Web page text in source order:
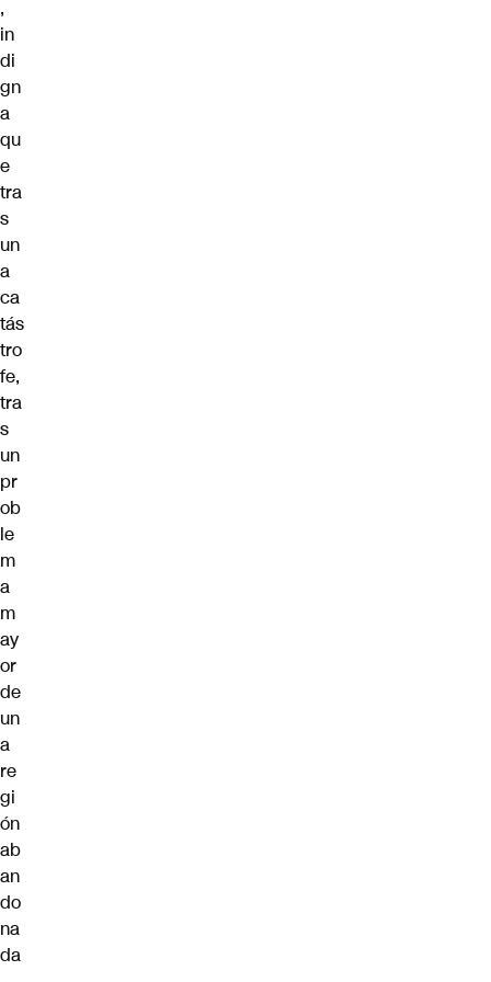
,
in
di
gn
a
qu
e
tra
s
un
a
ca
tás
tro
fe,
tra
s
un
pr
ob
le
m
a
m
ay
or
de
un
a
re
gi
ón
ab
an
do
na
da